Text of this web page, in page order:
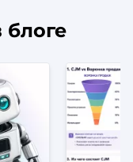
блоге